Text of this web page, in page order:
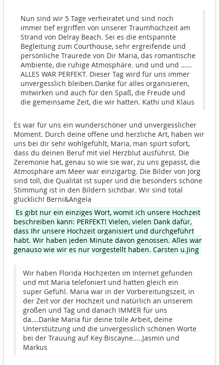
Nun sind wir 5 Tage verheiratet und sind noch
immer tief ergriffen von unserer Traumhochzeit am
Strand von Delray Beach. Sei es die entspannte
Begleitung zum Courthouse, sehr ergreifende und
persönliche Traurede von Dir Maria, das romantische
Ambiente, die ruhige Atmosphäre. und und und ……
ALLES WAR PERFEKT. Dieser Tag wird für uns immer
unvergesslich bleiben.Danke für alles organisieren,
mitwirken und auch für den Spaß, die Freude und
die gemeinsame Zeit, die wir hatten. Kathi und Klaus
Es war für uns ein wunderschöner und unvergesslicher
Moment. Durch deine offene und herzliche Art, haben wir
uns bei dir sehr wohlgefühlt, Maria, man spürt sofort,
dass du deinen Beruf mit viel Herzblut ausführst. Die
Zeremonie hat, genau so wie sie war, zu uns gepasst, die
Atmosphäre am Meer war einzigartig. Die Bilder von Jörg
sind toll, die Qualität ist super und die besonders schöne
Stimmung ist in den Bildern sichtbar. Wir sind total
glücklich! Berni&Angela
Es gibt nur ein einziges Wort, womit ich unsere Hochzeit
beschreiben kann: PERFEKT! Vielen, vielen Dank dafür,
dass Ihr unsere Hochzeit organisiert und durchgeführt
habt. Wir haben jeden Minute davon genossen. Alles war
genauso wie wir es nur vorgestellt haben. Carsten u.Jing
Wir haben Florida Hochzeiten im Internet gefunden
und mit Maria telefoniert und hatten gleich ein
super Gefühl. Maria war in der Vorbereitungszeit, in
der Zeit vor der Hochzeit und natürlich an unserem
großen und Tag und danach IMMER für uns
da….Danke Maria für deine tolle Arbeit, deine
Unterstützung und die unvergesslich schönen Worte
bei der Trauung auf Key Biscayne…..Jasmin und
Markus